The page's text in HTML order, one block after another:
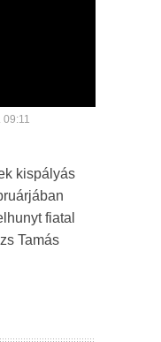
kispályás
fiatal
Tamás